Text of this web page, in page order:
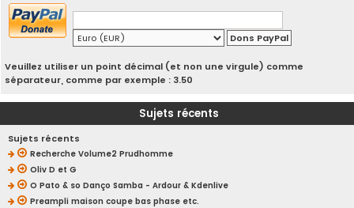
Veuillez utiliser un point décimal (et non une virgule) comme
séparateur, comme par exemple : 3.50
Sujets récents
Sujets récents
Recherche Volume2 Prudhomme
Oliv D et G
O Pato & so Danço Samba - Ardour & Kdenlive
Preampli maison coupe bas phase etc.